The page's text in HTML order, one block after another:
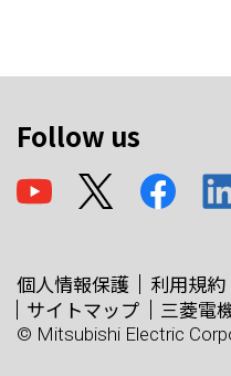
Follow us
個人情報保護 利用規約
サイトマップ
三菱電
© Mitsubishi Electric